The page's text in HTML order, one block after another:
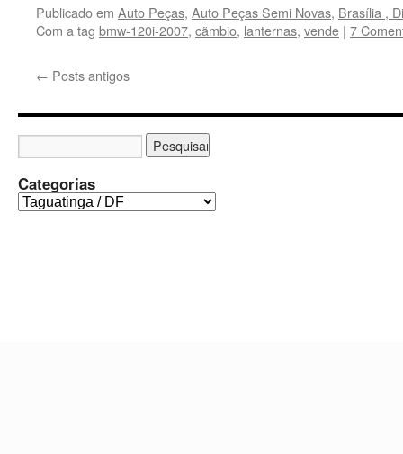
Publicado em Auto Peças, Auto Peças Semi Novas, Brasília ,
Com a tag bmw-120i-2007, cãmbio, lanternas, vende | 7
← Posts antigos
Categorias
C